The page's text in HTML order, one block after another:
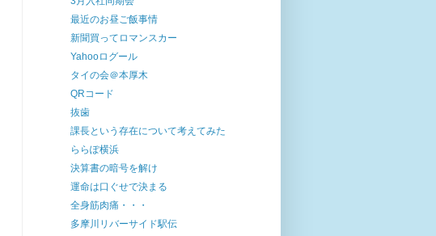
最近のお昼ご飯事情
新聞買ってロマンスカー
Yahooログール
タイの会＠本厚木
QRコード
抜歯
課長という存在について考えてみた
ららぽ横浜
決算書の暗号を解け
運命は口ぐせで決まる
全身筋肉痛・・・
多摩川リバーサイド駅伝